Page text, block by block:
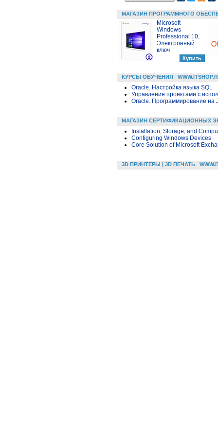
МАГАЗИН ПРОГРАММНОГО
Microsoft
Windows
Professional 10,
Электронный
ключ
КУРСЫ ОБУЧЕНИЯ
Oracle. Настройка языка SQL
Управление проектами с
Oracle. Программирование на
МАГАЗИН СЕРТИФИКАЦИОННЫХ
Installation, Storage, and
Configuring Windows Devices
Core Solution of Microsoft
3D ПРИНТЕРЫ | 3D ПЕЧАТЬ